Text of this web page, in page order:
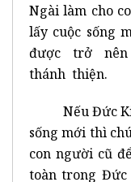
Ngài làm cho
lấy cuộc sống
được trở
thánh thiện.
Nếu Đức Kitô
sống mới thì
con người cũ
toàn trong Đức